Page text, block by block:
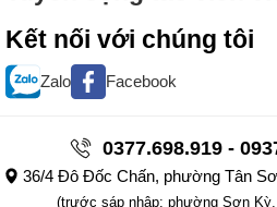
Kết nối với chúng tôi
Zalo Facebook
0377.698.919 -
36/4 Đô Đốc Chấn, phường Tân
(trước sáp nhập: phường Sơn Kỳ,